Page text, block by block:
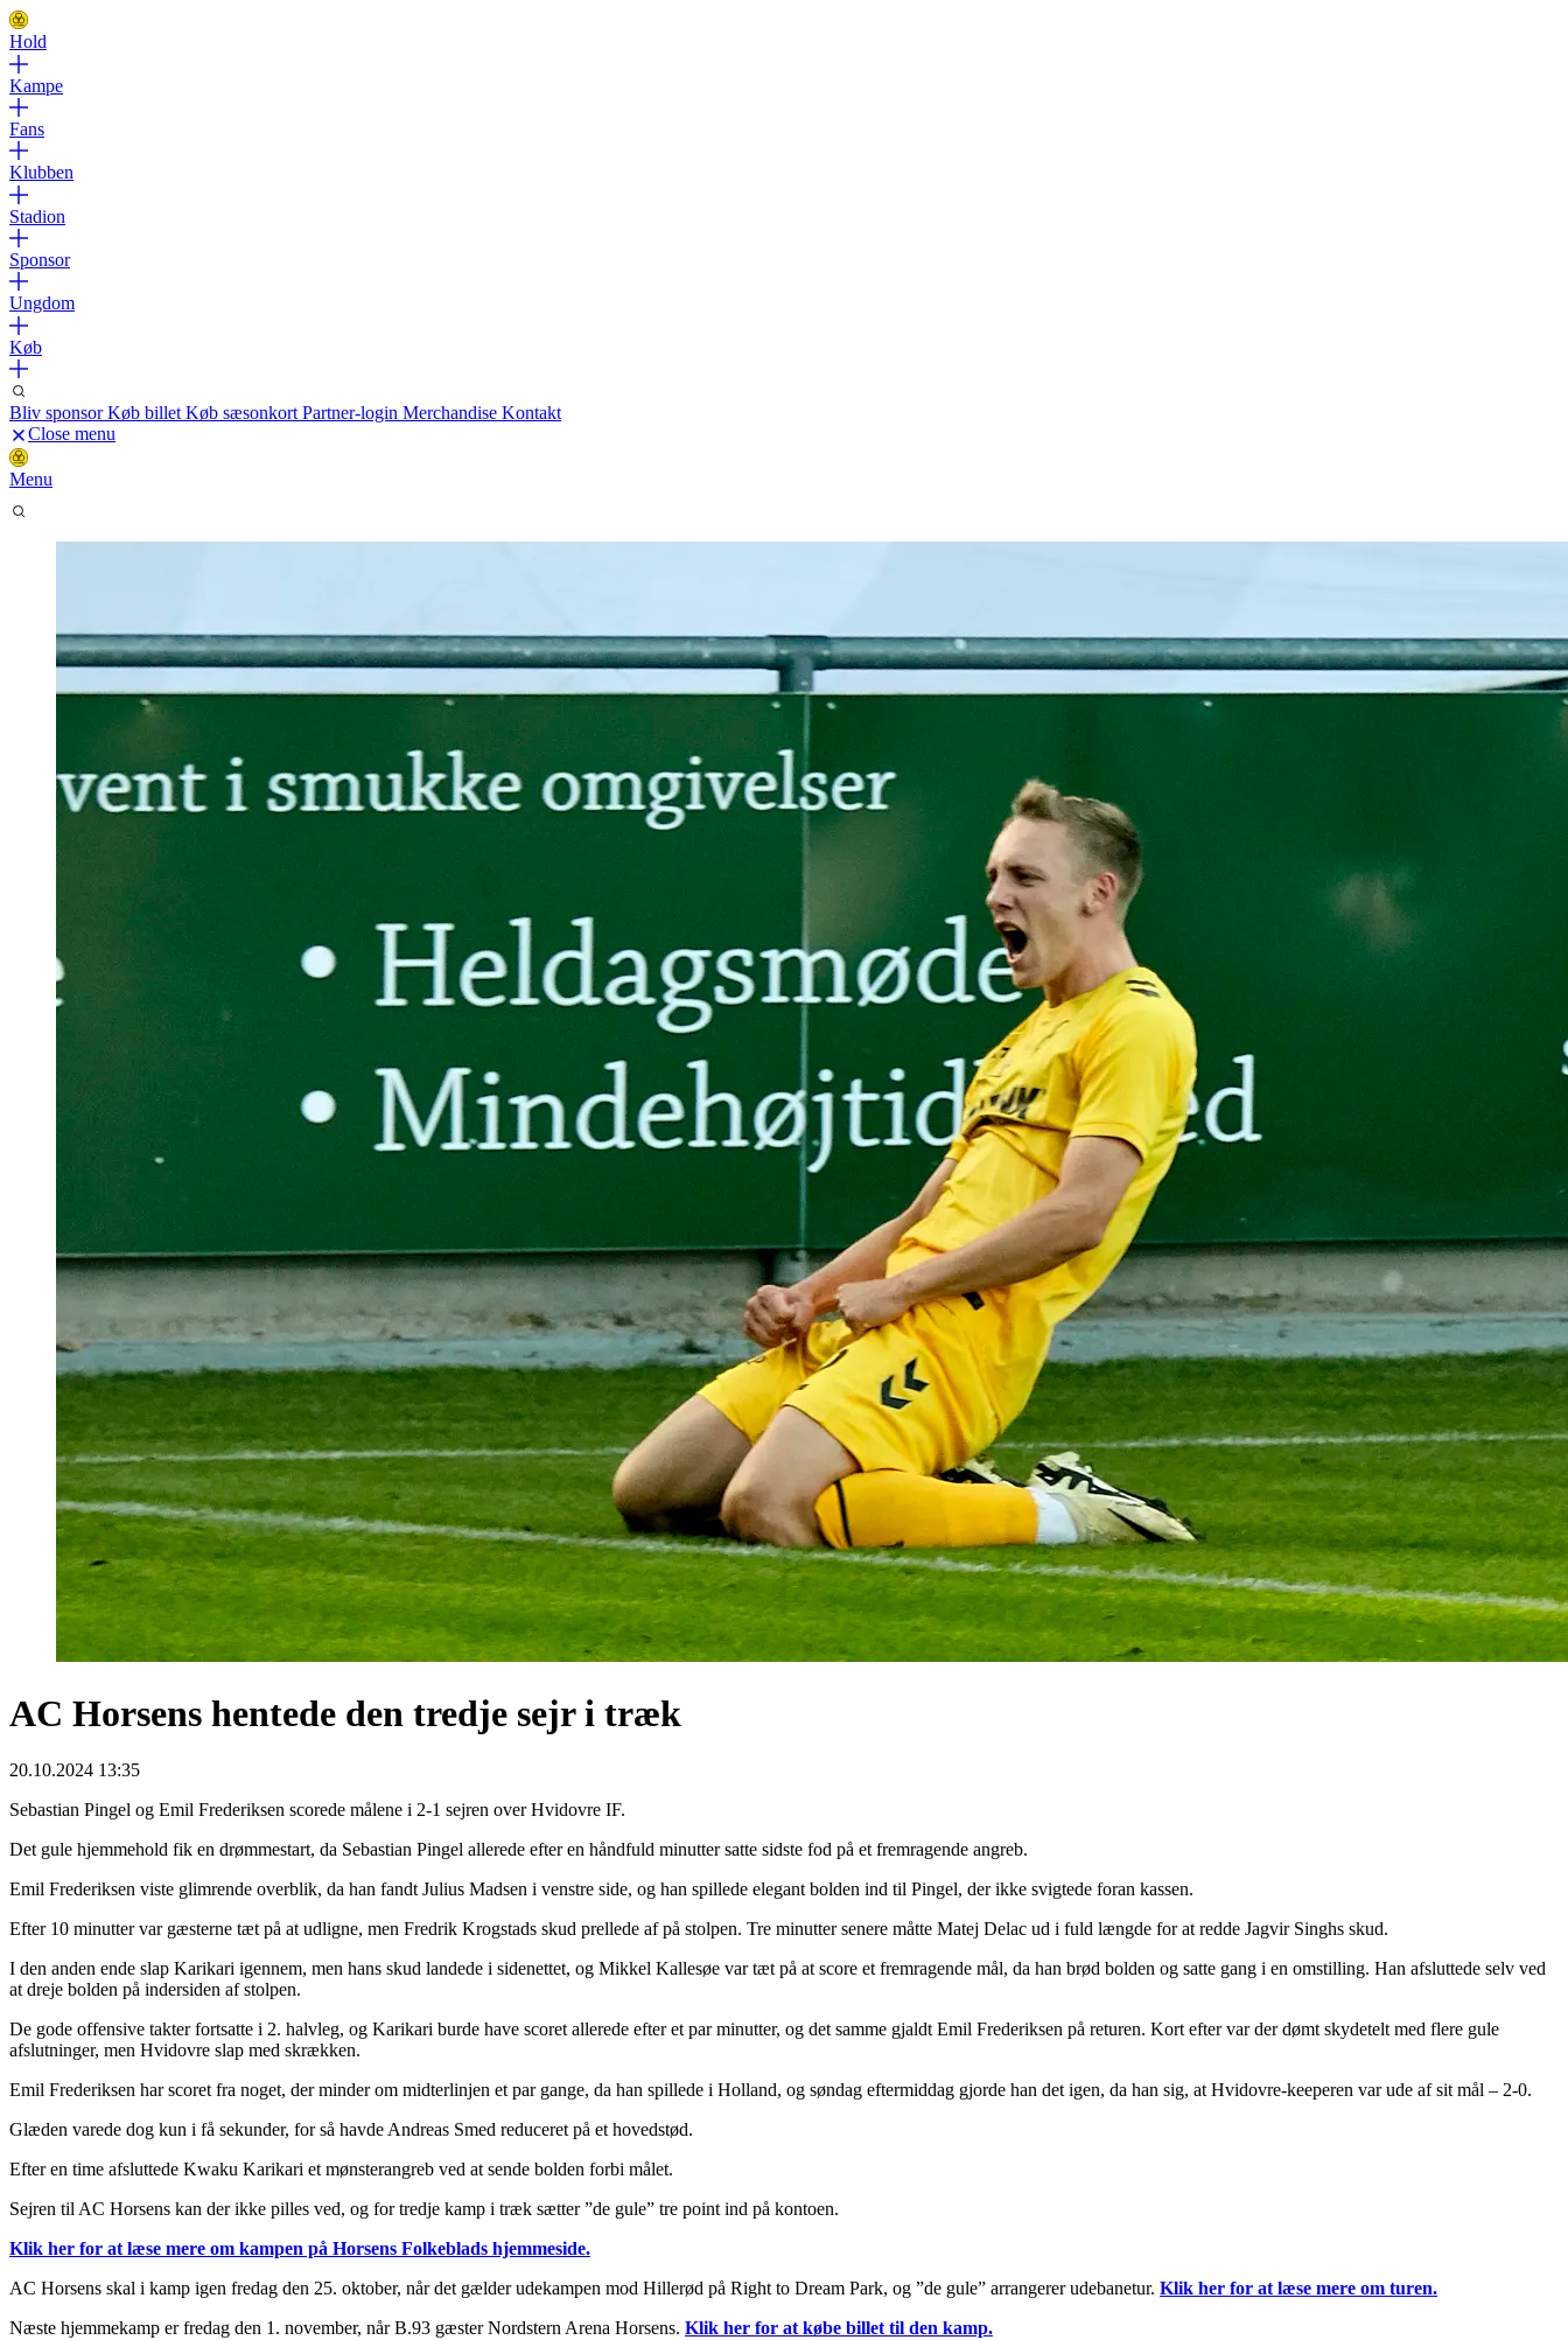
Hold
Kampe
Fans
Klubben
Stadion
Sponsor
Ungdom
Køb
Bliv sponsorKøb billet Køb sæsonkort Partner-login Merchandise Kontakt
Close menu
Menu
AC Horsens hentede den tredje sejr i træk
20.10.2024 13:35
Sebastian Pingel og Emil Frederiksen scorede målene i 2-1 sejren over Hvidovre IF.
Det gule hjemmehold fik en drømmestart, da Sebastian Pingel allerede efter en håndfuld minutter satte sidste fod på et fremragende angreb.
Emil Frederiksen viste glimrende overblik, da han fandt Julius Madsen i venstre side, og han spillede elegant bolden ind til Pingel, der ikke svigtede foran kassen.
Efter 10 minutter var gæsterne tæt på at udligne, men Fredrik Krogstads skud prellede af på stolpen. Tre minutter senere måtte Matej Delac ud i fuld længde for at redde Jagvir Singhs skud.
I den anden ende slap Karikari igennem, men hans skud landede i sidenettet, og Mikkel Kallesøe var tæt på at score et fremragende mål, da han brød bolden og satte gang i en omstilling. Han afsluttede selv ved
at dreje bolden på indersiden af stolpen.
De gode offensive takter fortsatte i 2. halvleg, og Karikari burde have scoret allerede efter et par minutter, og det samme gjaldt Emil Frederiksen på returen. Kort efter var der dømt skydetelt med flere gule
afslutninger, men Hvidovre slap med skrækken.
Emil Frederiksen har scoret fra noget, der minder om midterlinjen et par gange, da han spillede i Holland, og søndag eftermiddag gjorde han det igen, da han sig, at Hvidovre-keeperen var ude af sit mål – 2-0.
Glæden varede dog kun i få sekunder, for så havde Andreas Smed reduceret på et hovedstød.
Efter en time afsluttede Kwaku Karikari et mønsterangreb ved at sende bolden forbi målet.
Sejren til AC Horsens kan der ikke pilles ved, og for tredje kamp i træk sætter ”de gule” tre point ind på kontoen.
Klik her for at læse mere om kampen på Horsens Folkeblads hjemmeside.
AC Horsens skal i kamp igen fredag den 25. oktober, når det gælder udekampen mod Hillerød på Right to Dream Park, og ”de gule” arrangerer udebanetur. Klik her for at læse mere om turen.
Næste hjemmekamp er fredag den 1. november, når B.93 gæster Nordstern Arena Horsens. Klik her for at købe billet til den kamp.